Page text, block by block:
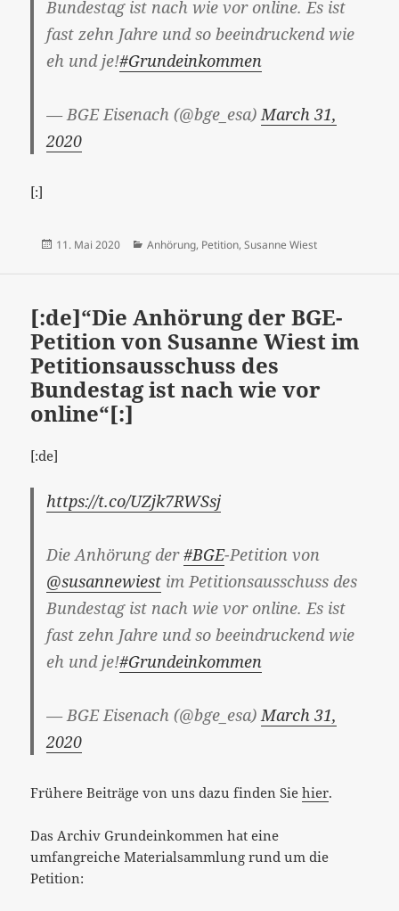
Bundestag ist nach wie vor online. Es ist
fast zehn Jahre und so beeindruckend wie
eh und je!#Grundeinkommen
— BGE Eisenach (@bge_esa)March 31,
2020
[:]
Veröffentlicht
11. Mai 2020 Kategorien
Anhörung, Petition, Susanne Wiest
[:de]“Die Anhörung der BGE-
Petition von Susanne Wiest im
Petitionsausschuss des
Bundestag ist nach wie vor
online“[:]
[:de]
https://t.co/UZjk7RWSsj
Die Anhörung der#BGE-Petition von
@susannewiest im Petitionsausschuss des
Bundestag ist nach wie vor online. Es ist
fast zehn Jahre und so beeindruckend wie
eh und je!#Grundeinkommen
— BGE Eisenach (@bge_esa)March 31,
2020
Frühere Beiträge von uns dazu finden Siehier.
Das Archiv Grundeinkommen hat eine
umfangreiche Materialsammlung rund um die
Petition: